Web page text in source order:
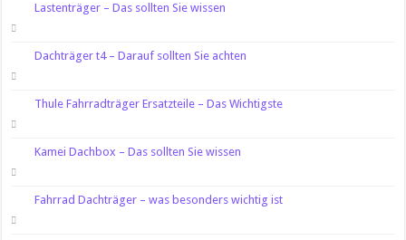
Lastenträger – Das sollten Sie wissen
Dachträger t4 – Darauf sollten Sie achten
Thule Fahrradträger Ersatzteile – Das Wichtigste
Kamei Dachbox – Das sollten Sie wissen
Fahrrad Dachträger – was besonders wichtig ist